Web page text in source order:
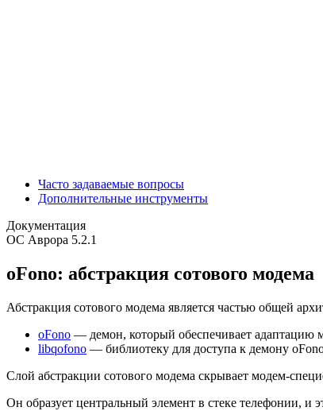
Часто задаваемые вопросы
Дополнительные инструменты
Документация
ОС Аврора 5.2.1
oFono: абстракция сотового модема
Абстракция сотового модема является частью общей
oFono — демон, который обеспечивает адаптацию
libqofono — библиотеку для доступа к демону
Слой абстракции сотового модема скрывает модем-
Он образует центральный элемент в стеке телефонии, и